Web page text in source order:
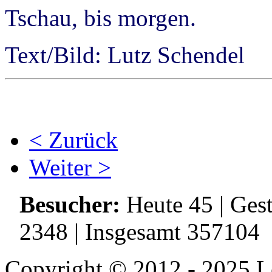
Tschau, bis morgen.
Text/Bild: Lutz Schendel
< Zurück
Weiter >
Besucher: Heute 45 |
2348 | Insgesamt 357104